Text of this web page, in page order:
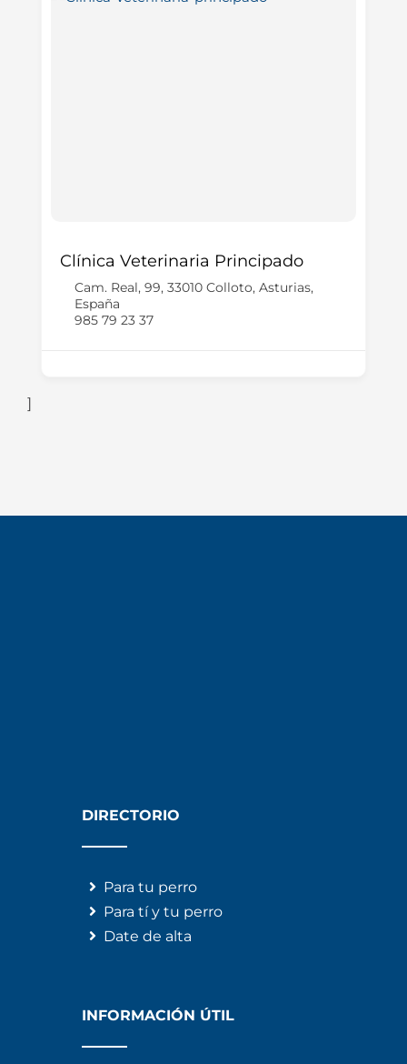
Clínica Veterinaria Principado
Cam. Real, 99, 33010 Colloto, Asturias,
España
985 79 23 37
]
DIRECTORIO
Para tu perro
Para tí y tu perro
Date de alta
INFORMACIÓN ÚTIL